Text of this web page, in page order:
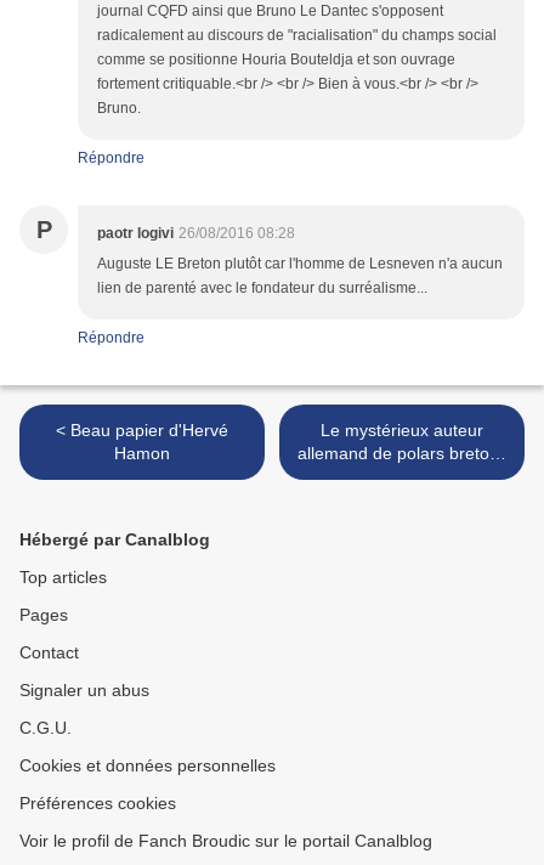
journal CQFD ainsi que Bruno Le Dantec s'opposent
radicalement au discours de "racialisation" du champs social
comme se positionne Houria Bouteldja et son ouvrage
fortement critiquable.<br /> <br /> Bien à vous.<br /> <br />
Bruno.
Répondre
P paotr logivi 26/08/2016 08:28
Auguste LE Breton plutôt car l'homme de Lesneven n'a aucun
lien de parenté avec le fondateur du surréalisme...
Répondre
< Beau papier d'Hervé
Hamon
Le mystérieux auteur
allemand de polars bretons
passe aux aveux >
Hébergé par Canalblog
Top articles
Pages
Contact
Signaler un abus
C.G.U.
Cookies et données personnelles
Préférences cookies
Voir le profil de Fanch Broudic sur le portail Canalblog